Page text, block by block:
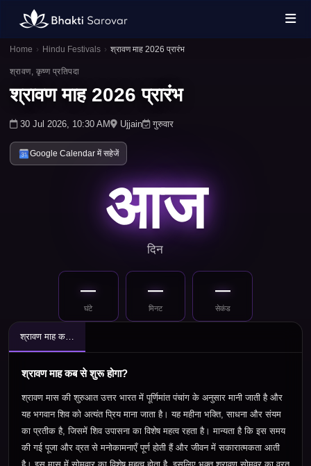
Home › Hindu Festivals › श्रावण माह 2026 प्रारंभ
श्रावण, कृष्ण प्रतिपदा
श्रावण माह 2026 प्रारंभ
30 Jul 2026, 10:30 AM Ujjain गुरुवार
Google Calendar में सहेजें
आज
दिन
—
घंटे
—
मिनट
—
सेकंड
श्रावण माह कब से शुरू होगा?
श्रावण माह कब से शुरू होगा?
श्रावण मास की शुरुआत उत्तर भारत में पूर्णिमांत पंचांग के अनुसार मानी जाती है और
यह भगवान शिव को अत्यंत प्रिय माना जाता है। यह महीना भक्ति, साधना और संयम
का प्रतीक है, जिसमें शिव उपासना का विशेष महत्व रहता है। मान्यता है कि इस समय
की गई पूजा और व्रत से मनोकामनाएँ पूर्ण होती हैं और जीवन में सकारात्मकता आती